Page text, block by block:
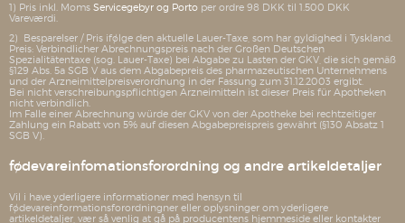
1) Pris inkl. Moms Servicegebyr og Porto per ordre 98 DKK til 1.500 DKK
Vareværdi.
2) Besparelser / Pris ifølge den aktuelle Lauer-Taxe, som har gyldighed i Tyskland.
Preis: Verbindlicher Abrechnungspreis nach der Großen Deutschen
Spezialitätentaxe (sog. Lauer-Taxe) bei Abgabe zu Lasten der GKV, die sich gemäß
§129 Abs. 5a SGB V aus dem Abgabepreis des pharmazeutischen Unternehmens
und der Arzneimittelpreisverordnung in der Fassung zum 31.12.2003 ergibt.
Bei nicht verschreibungspflichtigen Arzneimitteln ist dieser Preis für Apotheken
nicht verbindlich.
Im Falle einer Abrechnung würde der GKV von der Apotheke bei rechtzeitiger
Zahlung ein Rabatt von 5% auf diesen Abgabepreispreis gewährt (§130 Absatz 1
SGB V).
fødevareinfomationsforordning og andre artikeldetaljer
Vil i have yderligere informationer med hensyn til
fødevareinformationsforordningner eller oplysninger om yderligere
artikeldetaljer, vær så venlig at gå på producentens hjemmeside eller kontakter